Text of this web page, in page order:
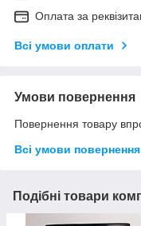
Оплата за
Всі умови оплати
Умови повернення
Повернення товару
Всі умови повернення
Подібні товари